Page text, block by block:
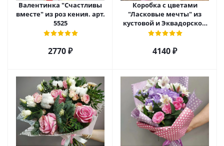
Валентинка "Счастливы
вместе" из роз кения. арт.
5525
2770 ₽
Коробка с цветами
"Ласковые мечты" из
кустовой и Эквадорской
розы, орхидеи и гербер
4140 ₽